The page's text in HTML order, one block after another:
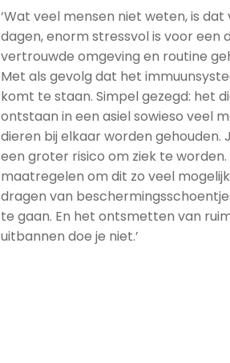
‘Wat veel mensen niet weten, is
dagen, enorm stressvol is voor een
vertrouwde omgeving en routine
Met als gevolg dat het
komt te staan. Simpel gezegd: het
ontstaan in een asiel sowieso veel
dieren bij elkaar worden gehouden.
een groter risico om ziek te
maatregelen om dit zo veel
dragen van
te gaan. En het ontsmetten van
uitbannen doe je niet.’